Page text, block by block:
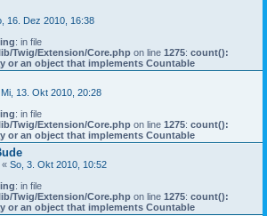
16. Dez 2010, 16:38
: in file
Twig/Extension/Core.php on line 1275: count():
or an object that implements Countable
Mi, 13. Okt 2010, 20:28
: in file
Twig/Extension/Core.php on line 1275: count():
or an object that implements Countable
« So, 3. Okt 2010, 10:52
: in file
Twig/Extension/Core.php on line 1275: count():
or an object that implements Countable